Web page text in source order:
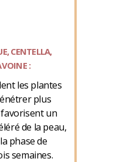
CENTELLA,
:
les plantes
plus
un
de la peau,
phase de
semaines.